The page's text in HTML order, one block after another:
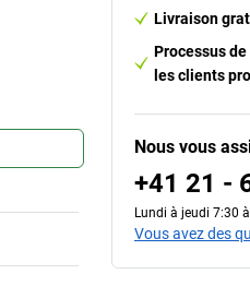
Livraison
Processus
les clients
Nous vous
+41 21 -
Lundi à jeudi 7:30
Vous avez des